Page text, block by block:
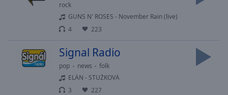
rock
GUNS N' ROSES - November Rain (live)
4
223
Signal Radio
pop news
folk
ELÁN - STUŽKOVÁ
3
227